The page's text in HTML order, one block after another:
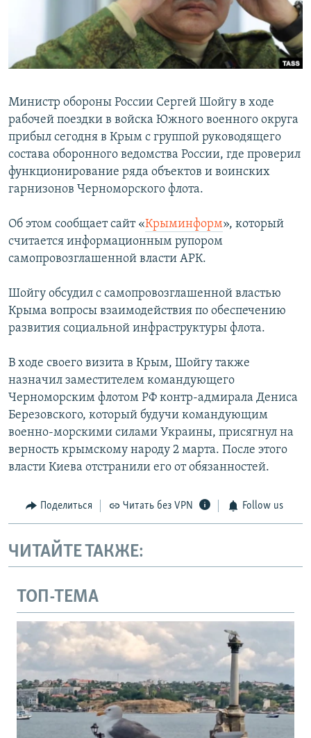
ПОБЕДИТЕЛЕЙ НЕ СУДЯТ?
КРЫМ.НЕПОКОРЕННЫЙ
ELIFBE
ПРИСОЕДИНЯЙТЕСЬ!
Все сайты RFE/RL
Министр обороны России Сергей Шойгу в ходе
рабочей поездки в войска Южного военного округа
прибыл сегодня в Крым с группой руководящего
состава оборонного ведомства России, где проверил
функционирование ряда объектов и воинских
гарнизонов Черноморского флота.
Об этом сообщает сайт «Крыминформ», который
считается информационным рупором
самопровозглашенной власти АРК.
Шойгу обсудил с самопровозглашенной властью
Крыма вопросы взаимодействия по обеспечению
развития социальной инфраструктуры флота.
В ходе своего визита в Крым, Шойгу также
назначил заместителем командующего
Черноморским флотом РФ контр-адмирала Дениса
Березовского, который будучи командующим
военно-морскими силами Украины, присягнул на
верность крымскому народу 2 марта. После этого
власти Киева отстранили его от обязанностей.
Поделиться Читать без VPN Follow us
ЧИТАЙТЕ ТАКЖЕ:
ТОП-ТЕМА